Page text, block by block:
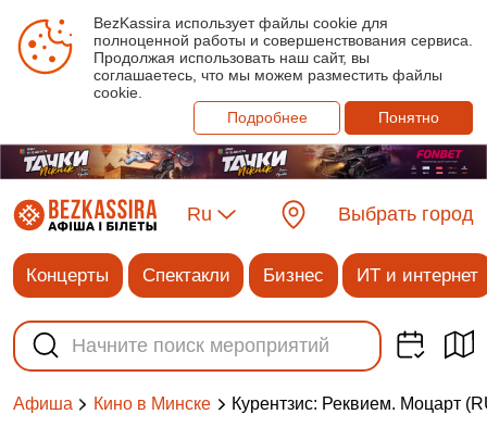
BezKassira использует файлы cookie для
полноценной работы и совершенствования сервиса.
Продолжая использовать наш сайт, вы
соглашаетесь, что мы можем разместить файлы
cookie.
Подробнее
Понятно
Ru Выбрать город
Концерты Спектакли Бизнес ИТ и интернет
Афиша Кино в Минске Курентзис: Реквием. Моцарт